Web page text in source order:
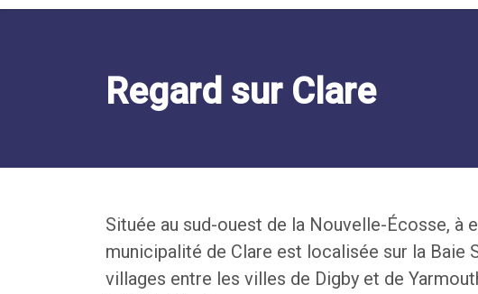
Regard sur Clare
Située au sud-ouest de la Nouvelle-Écosse, à
municipalité de Clare est localisée sur la Baie
villages entre les villes de Digby et de